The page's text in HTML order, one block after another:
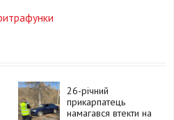
26-річний
прикарпатець
намагався втекти на